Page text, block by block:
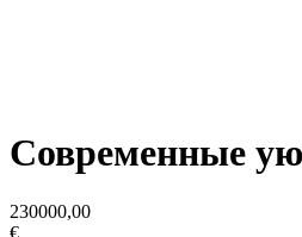
Современные
230000,00
€